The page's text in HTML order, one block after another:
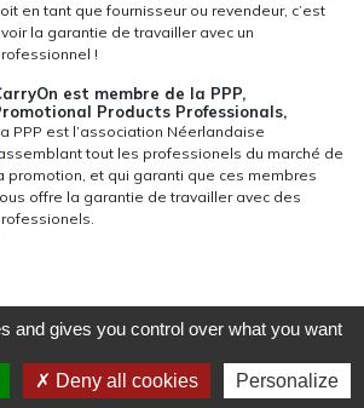
en tant que fournisseur ou revendeur, c’est
la garantie de travailler avec un
!
est membre de la PPP,
Products Professionals,
PPP est l’association Néerlandaise
tout les professionels du marché de
promotion, et qui garanti que ces membres
offre la garantie de travailler avec des
and gives you control over what you want
Deny all cookies Personalize